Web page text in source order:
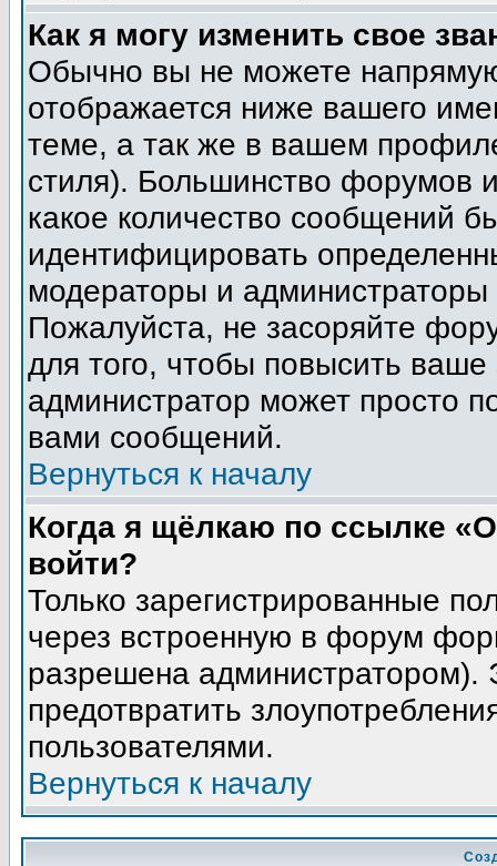
Как я могу изменить свое
Обычно вы не можете
отображается ниже вашего
теме, а так же в вашем
стиля). Большинство форумов
какое количество сообщений
идентифицировать
модераторы и
Пожалуйста, не засоряйте
для того, чтобы повысить
администратор может просто
вами сообщений.
Вернуться к началу
Когда я щёлкаю по ссылке
войти?
Только зарегистрированные
через встроенную в форум
разрешена администратором).
предотвратить
пользователями.
Вернуться к началу